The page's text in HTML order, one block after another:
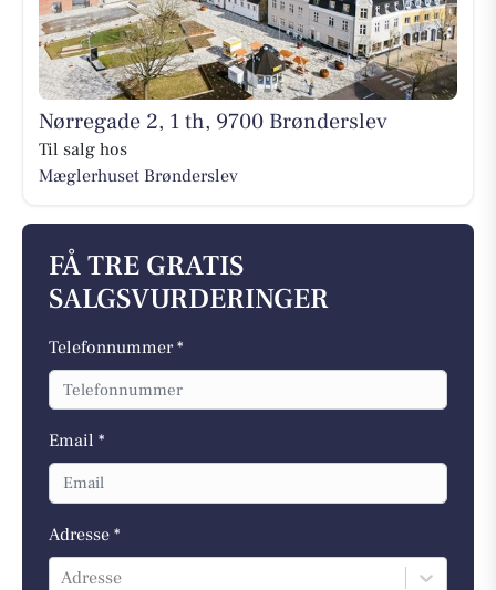
Nørregade 2, 1 th, 9700 Brønderslev
Til salg hos
Mæglerhuset Brønderslev
FÅ TRE GRATIS
SALGSVURDERINGER
Telefonnummer *
Email *
Adresse *
Adresse